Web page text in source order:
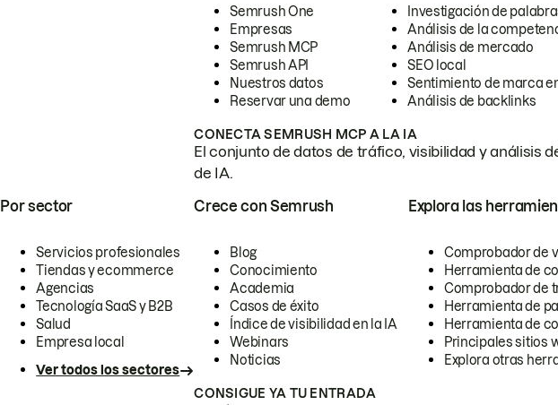
Semrush One
Empresas
Semrush MCP
Semrush API
Nuestros datos
Reservar una demo
Investigación de
Análisis de la
Análisis de mercado
SEO local
Sentimiento de marca
Análisis de backlinks
CONECTA SEMRUSH MCP A LA IA
El conjunto de datos de tráfico, visibilidad y análisis
de IA.
Por sector
Servicios profesionales
Tiendas y ecommerce
Agencias
Tecnología SaaS y B2B
Salud
Empresa local
Ver todos los sectores
Crece con Semrush
Blog
Conocimiento
Academia
Casos de éxito
Índice de visibilidad en la IA
Webinars
Noticias
Explora las
Comprobador de
Herramienta de
Comprobador de
Herramienta de
Herramienta de
Principales sitios
Explora otras
CONSIGUE YA TU ENTRADA